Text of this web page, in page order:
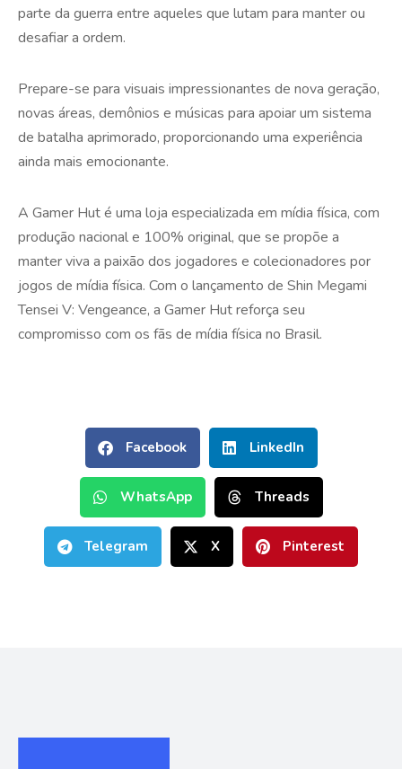
parte da guerra entre aqueles que lutam para manter ou
desafiar a ordem.
Prepare-se para visuais impressionantes de nova geração,
novas áreas, demônios e músicas para apoiar um sistema
de batalha aprimorado, proporcionando uma experiência
ainda mais emocionante.
A Gamer Hut é uma loja especializada em mídia física, com
produção nacional e 100% original, que se propõe a
manter viva a paixão dos jogadores e colecionadores por
jogos de mídia física. Com o lançamento de Shin Megami
Tensei V: Vengeance, a Gamer Hut reforça seu
compromisso com os fãs de mídia física no Brasil.
Facebook LinkedIn
WhatsApp Threads
Telegram X Pinterest